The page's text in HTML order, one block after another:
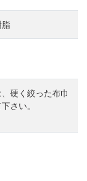
硬く絞った布巾
さい。